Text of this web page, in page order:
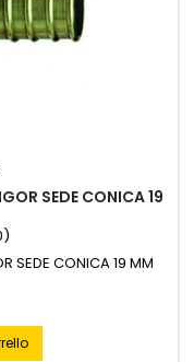
SEDE CONICA 19
SEDE CONICA 19 MM